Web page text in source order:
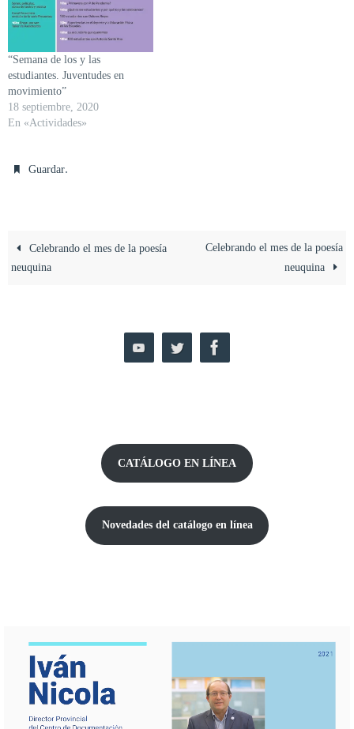
“Semana de los y las
estudiantes. Juventudes en
movimiento”
18 septiembre, 2020
En «Actividades»
Guardar.
Celebrando el mes de la poesía
neuquina
Celebrando el mes de la poesía
neuquina
CATÁLOGO EN LÍNEA
Novedades del catálogo en línea